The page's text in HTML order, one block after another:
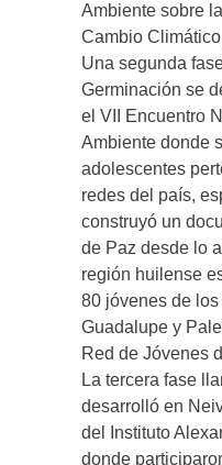
Ambiente sobre
Cambio
Una segunda
Germinación se
el VII Encuentro
Ambiente donde
adolescentes
redes del país,
construyó un
de Paz desde lo
región huilense
80 jóvenes de
Guadalupe y
Red de Jóvenes
La tercera fase
desarrolló en
del Instituto
donde